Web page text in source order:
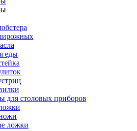
еды
для столовых приборов
ложки